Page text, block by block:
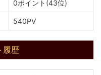
0ポイント(43位)
540PV
履歴